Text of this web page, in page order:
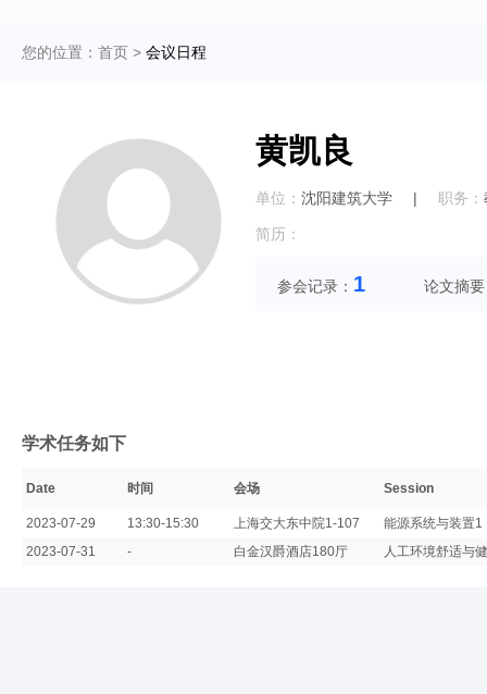
您的位置： 首页 > 会议日程
黄凯良
单位： 沈阳建筑大学 | 职务：
简历：
参会记录： 1 论文摘
学术任务如下
Date 时间 会场 Session
2023-07-29 13:30-15:30 上海交大东中院1-107
能源系统与装置1
2023-07-31
- 白金汉爵酒店180厅 人工环境舒适与